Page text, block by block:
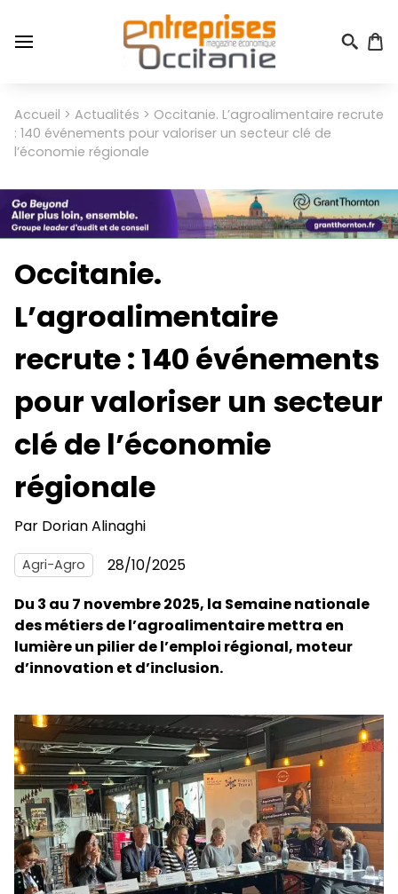
au
contenu
Menu
du
compte
l'utilisateur
Fil
d'Ariane
Accueil Actualités
Occitanie. L’agroalimentaire recrute
: 140 événements pour valoriser un secteur clé de
l’économie régionale
Occitanie.
L’agroalimentaire
recrute : 140 événements
pour valoriser un secteur
clé de l’économie
régionale
Par Dorian Alinaghi
Agri-Agro
28/10/2025
Du 3 au 7 novembre 2025, la Semaine nationale
des métiers de l’agroalimentaire mettra en
lumière un pilier de l’emploi régional, moteur
d’innovation et d’inclusion.